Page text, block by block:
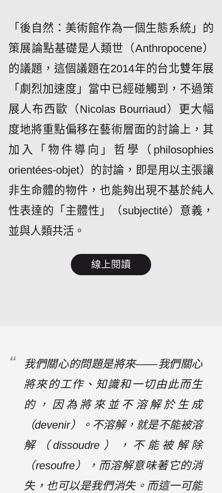
「後自然：美術館作為一個生態系統」的
策展論點基礎是人類世（Anthropocene）
的議題，這個議題在2014年的台北雙年展
「劇烈加速度」當中已經碰觸到，不過策
展人布西歐（Nicolas Bourriaud）更大幅
度地將重點偏移在藝術層面的討論上，其
加入「物件導向」哲學（philosophies
orientées-objet）的討論，即是用以主張讓
非生命體的物件，也能夠出現不基於純人
性表達的「主體性」（subjectité）意義，
並與人類共活。
線上閱讀
我們關心的問題是將來——我們關心
將來的工作、知識和一切由此而生
的，因為將來並不溶解於生成
（devenir）。不溶解，就是不能被溶
解（dissoudre），不能被解除
（resoufre），而溶解意味著它的消
失，也可以是我們消失。而這一可能